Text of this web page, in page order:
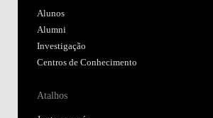
Alunos
Alumni
Investigação
Centros de Conhecimento
Atalhos